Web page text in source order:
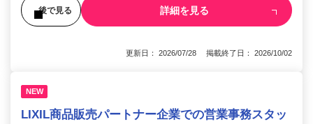
後で見る 詳細を見る
更新日： 2026/07/28 掲載終了日： 2026/10/02
NEW
LIXIL商品販売パートナー企業での営業事務スタッ